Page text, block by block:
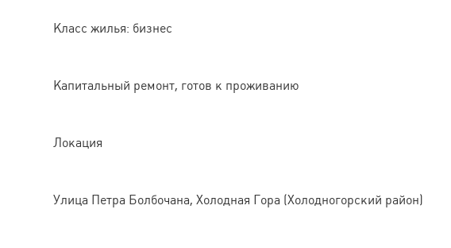
Класс жилья: бизнес
Капитальный ремонт, готов к проживанию
Локация
Улица Петра Болбочана, Холодная Гора (Холодногорский район)